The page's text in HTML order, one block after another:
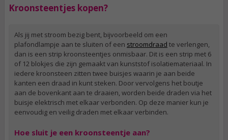
Kroonsteentjes kopen?
Als jij met stroom bezig bent, bijvoorbeeld om een
plafondlampje aan te sluiten of een stroomdraad te verlengen,
dan is een strip kroonsteentjes onmisbaar. Dit is een strip met 6
of 12 blokjes die zijn gemaakt van kunststof isolatiemateriaal. In
iedere kroonsteen zitten twee buisjes waarin je aan beide
kanten een draad in kunt steken. Door vervolgens het boutje
aan de bovenkant aan te draaien, worden beide draden via het
buisje elektrisch met elkaar verbonden. Op deze manier kun je
eenvoudig en veilig draden met elkaar verbinden.
Hoe sluit je een kroonsteentje aan?